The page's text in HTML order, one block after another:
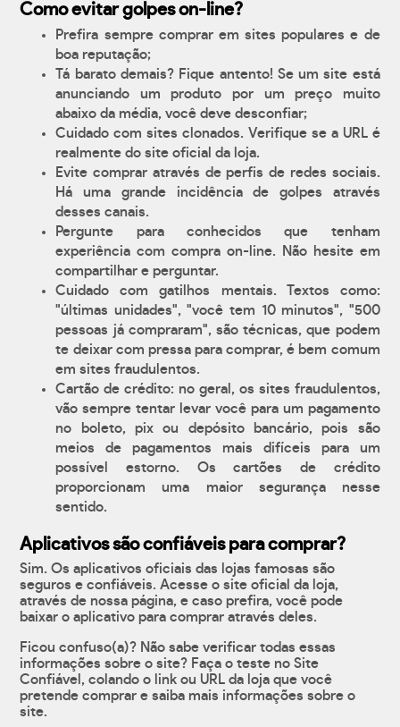
Como evitar golpes on-line?
Prefira sempre comprar em sites populares e de
boa reputação;
Tá barato demais? Fique antento! Se um site está
anunciando um produto por um preço muito
abaixo da média, você deve desconfiar;
Cuidado com sites clonados. Verifique se a URL é
realmente do site oficial da loja.
Evite comprar através de perfis de redes sociais.
Há uma grande incidência de golpes através
desses canais.
Pergunte para conhecidos que tenham
experiência com compra on-line. Não hesite em
compartilhar e perguntar.
Cuidado com gatilhos mentais. Textos como:
"últimas unidades", "você tem 10 minutos", "500
pessoas já compraram", são técnicas, que podem
te deixar com pressa para comprar, é bem comum
em sites fraudulentos.
Cartão de crédito: no geral, os sites fraudulentos,
vão sempre tentar levar você para um pagamento
no boleto, pix ou depósito bancário, pois são
meios de pagamentos mais difíceis para um
possível estorno. Os cartões de crédito
proporcionam uma maior segurança nesse
sentido.
Aplicativos são confiáveis para comprar?
Sim. Os aplicativos oficiais das lojas famosas são
seguros e confiáveis. Acesse o site oficial da loja,
através de nossa página, e caso prefira, você pode
baixar o aplicativo para comprar através deles.
Ficou confuso(a)? Não sabe verificar todas essas
informações sobre o site? Faça o teste no Site
Confiável, colando o link ou URL da loja que você
pretende comprar e saiba mais informações sobre o
site.